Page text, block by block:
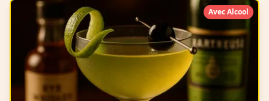
Avec Alcool